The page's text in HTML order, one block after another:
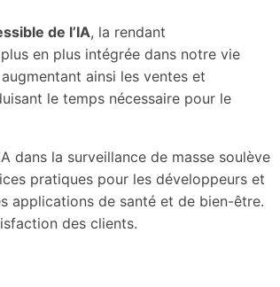
de l’IA, la rendant
en plus intégrée dans notre vie
ainsi les ventes et
le temps nécessaire pour le
dans la surveillance de masse soulève
pratiques pour les développeurs et
applications de santé et de bien-être.
des clients.